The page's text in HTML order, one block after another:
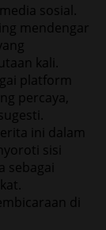
sosial.
mendengar
kali.
platform
percaya,
ini dalam
sisi
sebagai
di